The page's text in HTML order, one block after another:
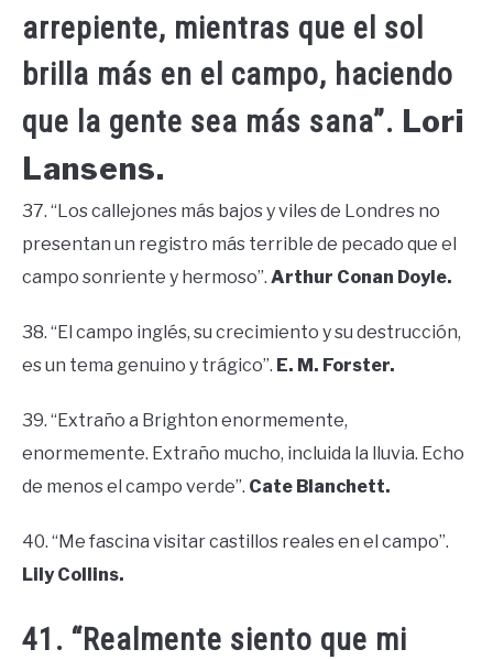
arrepiente, mientras que el sol
brilla más en el campo, haciendo
que la gente sea más sana”. Lori
Lansens.
37. “Los callejones más bajos y viles de Londres no
presentan un registro más terrible de pecado que el
campo sonriente y hermoso”. Arthur Conan Doyle.
38. “El campo inglés, su crecimiento y su destrucción,
es un tema genuino y trágico”. E. M. Forster.
39. “Extraño a Brighton enormemente,
enormemente. Extraño mucho, incluida la lluvia. Echo
de menos el campo verde”. Cate Blanchett.
40. “Me fascina visitar castillos reales en el campo”.
Lily Collins.
41. “Realmente siento que mi